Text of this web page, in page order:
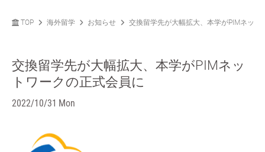
TOP 海外留学 お知らせ 交換留学先が大幅拡大、本学がPIMネット
交換留学先が大幅拡大、本学がPIMネッ
トワークの正式会員に
2022/10/31 Mon